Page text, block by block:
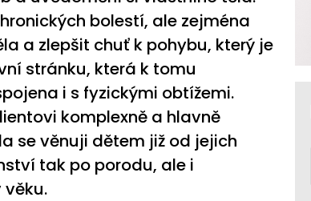
bolestí, ale zejména
a zlepšit chuť k pohybu, který je
stránku, která k tomu
i s fyzickými obtížemi.
komplexně a hlavně
se věnuji dětem již od jejich
tak po porodu, ale i